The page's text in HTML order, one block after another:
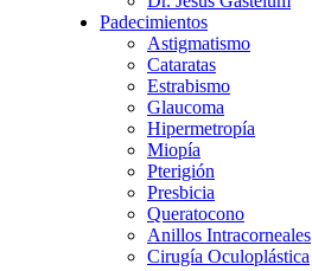
Padecimientos
Astigmatismo
Cataratas
Estrabismo
Glaucoma
Hipermetropía
Miopía
Pterigión
Presbicia
Queratocono
Anillos Intracorneales
Cirugía Oculoplástica